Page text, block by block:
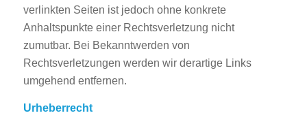
verlinkten Seiten ist jedoch ohne konkrete
Anhaltspunkte einer Rechtsverletzung nicht
zumutbar. Bei Bekanntwerden von
Rechtsverletzungen werden wir derartige Links
umgehend entfernen.
Urheberrecht